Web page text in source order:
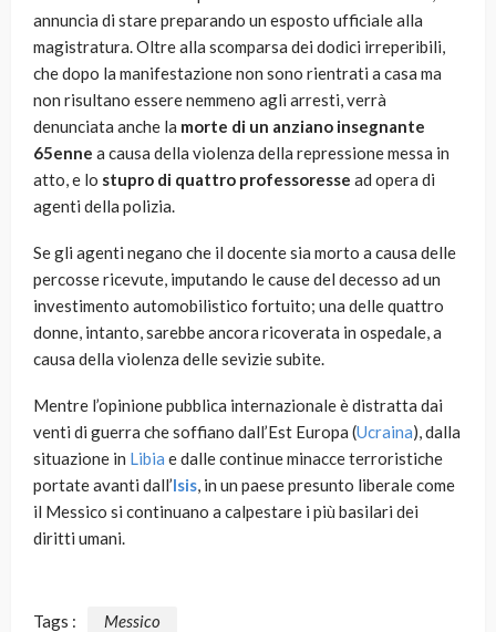
annuncia di stare preparando un esposto ufficiale alla
magistratura. Oltre alla scomparsa dei dodici irreperibili,
che dopo la manifestazione non sono rientrati a casa ma
non risultano essere nemmeno agli arresti, verrà
denunciata anche la morte di un anziano insegnante
65enne a causa della violenza della repressione messa in
atto, e lo stupro di quattro professoresse ad opera di
agenti della polizia.
Se gli agenti negano che il docente sia morto a causa delle
percosse ricevute, imputando le cause del decesso ad un
investimento automobilistico fortuito; una delle quattro
donne, intanto, sarebbe ancora ricoverata in ospedale, a
causa della violenza delle sevizie subite.
Mentre l’opinione pubblica internazionale è distratta dai
venti di guerra che soffiano dall’Est Europa (Ucraina), dalla
situazione in Libia e dalle continue minacce terroristiche
portate avanti dall’Isis, in un paese presunto liberale come
il Messico si continuano a calpestare i più basilari dei
diritti umani.
Tags : Messico